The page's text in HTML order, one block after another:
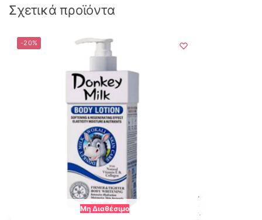
Σχετικά προϊόντα
-20%
Μη Διαθέσιμο